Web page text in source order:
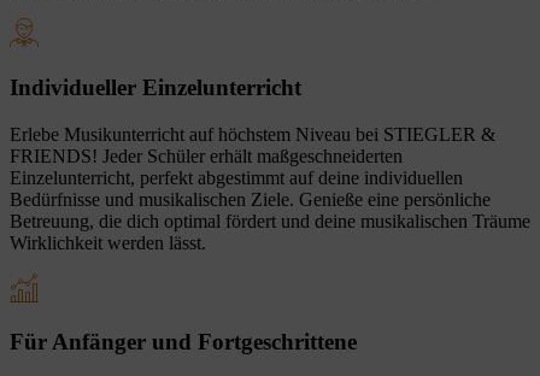
Individueller Einzelunterricht
Erlebe Musikunterricht auf höchstem Niveau bei STIEGLER &
FRIENDS! Jeder Schüler erhält maßgeschneiderten
Einzelunterricht, perfekt abgestimmt auf deine individuellen
Bedürfnisse und musikalischen Ziele. Genieße eine persönliche
Betreuung, die dich optimal fördert und deine musikalischen Träume
Wirklichkeit werden lässt.
Für Anfänger und Fortgeschrittene